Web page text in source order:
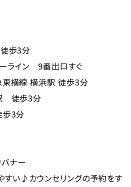
歩3分
ライン 9番出口すぐ
東横線 横浜駅 徒歩3分
徒歩3分
3分
い♪カウンセリングの予約をす